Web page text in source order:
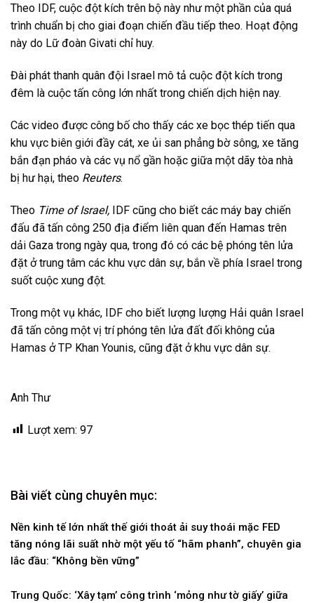
Theo IDF, cuộc đột kích trên bộ này như một phần của quá
trình chuẩn bị cho giai đoạn chiến đầu tiếp theo. Hoạt động
này do Lữ đoàn Givati chỉ huy.
Đài phát thanh quân đội Israel mô tả cuộc đột kích trong
đêm là cuộc tấn công lớn nhất trong chiến dịch hiện nay.
Các video được công bố cho thấy các xe bọc thép tiến qua
khu vực biên giới đầy cát, xe ủi san phẳng bờ sông, xe tăng
bắn đạn pháo và các vụ nổ gần hoặc giữa một dãy tòa nhà
bị hư hại, theo Reuters.
Theo Time of Israel, IDF cũng cho biết các máy bay chiến
đấu đã tấn công 250 địa điểm liên quan đến Hamas trên
dải Gaza trong ngày qua, trong đó có các bệ phóng tên lửa
đặt ở trung tâm các khu vực dân sự, bắn về phía Israel trong
suốt cuộc xung đột.
Trong một vụ khác, IDF cho biết lượng lượng Hải quân Israel
đã tấn công một vị trí phóng tên lửa đất đối không của
Hamas ở TP Khan Younis, cũng đặt ở khu vực dân sự.
Anh Thư
Lượt xem: 97
Bài viết cùng chuyên mục:
Nền kinh tế lớn nhất thế giới thoát ải suy thoái mặc FED
tăng nóng lãi suất nhờ một yếu tố “hãm phanh”, chuyên gia
lắc đầu: “Không bền vững”
Trung Quốc: ‘Xây tạm’ công trình ‘mỏng như tờ giấy’ giữa